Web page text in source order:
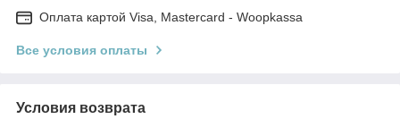
Оплата картой Visa, Mastercard - Woopkassa
Все условия оплаты
Условия возврата